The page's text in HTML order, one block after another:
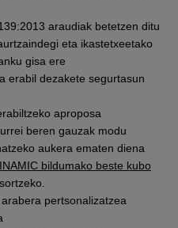
araudiak betetzen ditu
eta ikastetxeetako
gisa ere
erabil dezakete segurtasun
aproposa
beren gauzak modu
aukera ematen diena
bildumako beste kubo
pertsonalizatzea